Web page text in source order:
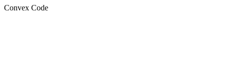
Convex Code